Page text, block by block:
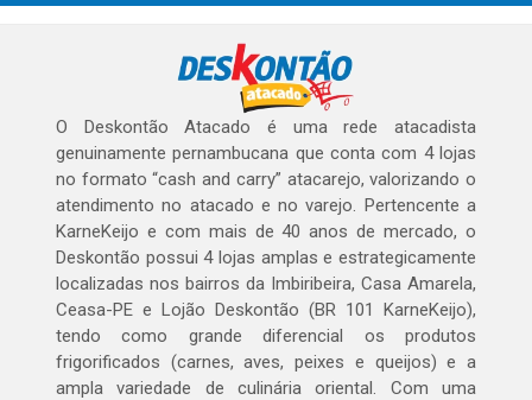
O Deskontão Atacado é uma rede atacadista
genuinamente pernambucana que conta com 4 lojas
no formato “cash and carry” atacarejo, valorizando o
atendimento no atacado e no varejo. Pertencente a
KarneKeijo e com mais de 40 anos de mercado, o
Deskontão possui 4 lojas amplas e estrategicamente
localizadas nos bairros da Imbiribeira, Casa Amarela,
Ceasa-PE e Lojão Deskontão (BR 101 KarneKeijo),
tendo como grande diferencial os produtos
frigorificados (carnes, aves, peixes e queijos) e a
ampla variedade de culinária oriental. Com uma